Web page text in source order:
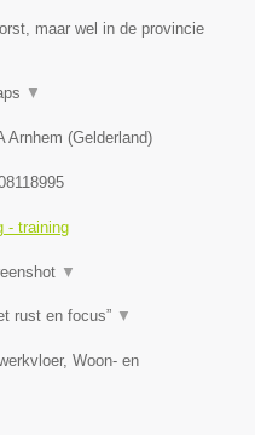
maar wel in de provincie
▼
Arnhem (Gelderland)
- training
▼
rust en focus” ▼
Woon- en